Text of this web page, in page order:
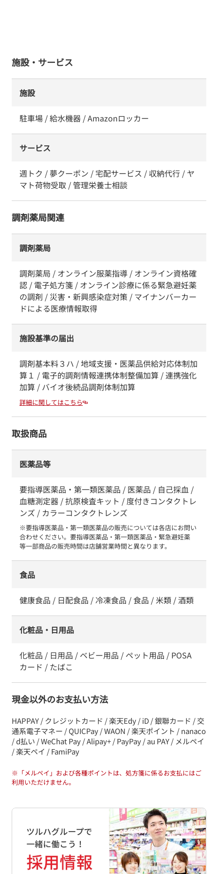
施設・サービス
施設
駐車場 / 給水機器 / Amazonロッカー
サービス
週トク / 夢クーポン / 宅配サービス / 収納代行 / ヤ
マト荷物受取 / 管理栄養士相談
調剤薬局関連
調剤薬局
調剤薬局 / オンライン服薬指導 / オンライン資格確
認 / 電子処方箋 / オンライン診療に係る緊急避妊薬
の調剤 / 災害・新興感染症対策 / マイナンバーカー
ドによる医療情報取得
施設基準の届出
調剤基本料３ハ / 地域支援・医薬品供給対応体制加
算１ / 電子的調剤情報連携体制整備加算 / 連携強化
加算 / バイオ後続品調剤体制加算
詳細に関してはこちら
取扱商品
医薬品等
要指導医薬品・第一類医薬品 / 医薬品 / 自己採血 /
血糖測定器 / 抗原検査キット / 度付きコンタクトレ
ンズ / カラーコンタクトレンズ
※要指導医薬品・第一類医薬品の販売については各店にお問い
合わせください。要指導医薬品・第一類医薬品・緊急避妊薬
等一部商品の販売時間は店舗営業時間と異なります。
食品
健康食品 / 日配食品 / 冷凍食品 / 食品 / 米類 / 酒類
化粧品・日用品
化粧品 / 日用品 / ベビー用品 / ペット用品 / POSA
カード / たばこ
現金以外のお支払い方法
HAPPAY / クレジットカード / 楽天Edy / iD / 銀聯カード / 交
通系電子マネー / QUICPay / WAON / 楽天ポイント / nanaco
/ d払い / WeChat Pay / Alipay+ / PayPay / au PAY / メルペイ
/ 楽天ペイ / FamiPay
※ 「メルペイ」および各種ポイントは、処方箋に係るお支払にはご
利用いただけません。